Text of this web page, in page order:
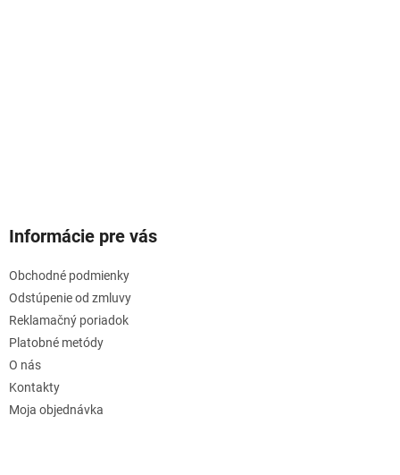
Informácie pre vás
Obchodné podmienky
Odstúpenie od zmluvy
Reklamačný poriadok
Platobné metódy
O nás
Kontakty
Moja objednávka